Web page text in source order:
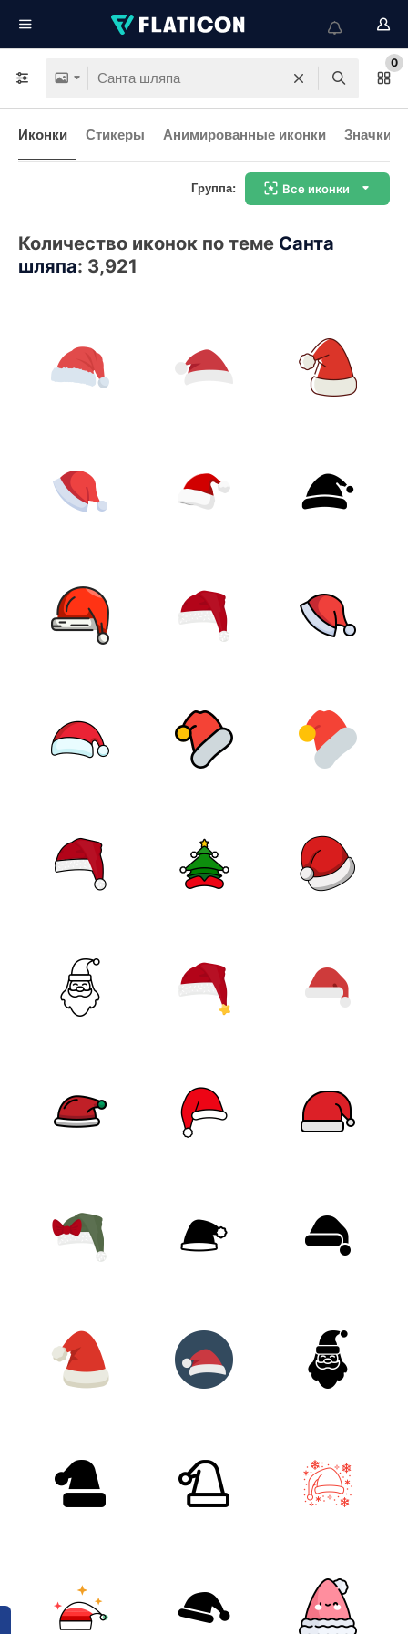
0
Иконки Стикеры Анимированные иконки Значки
Группа: Все иконки
Количество иконок по теме Санта
шляпа: 3,921